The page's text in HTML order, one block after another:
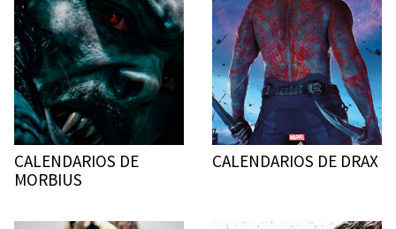
CALENDARIOS DE
MORBIUS
CALENDARIOS DE DRAX